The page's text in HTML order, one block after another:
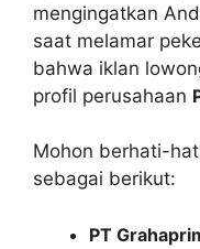
mengingatkan
saat melamar
bahwa iklan
profil perusahaan
Mohon berhati-
sebagai berikut:
PT